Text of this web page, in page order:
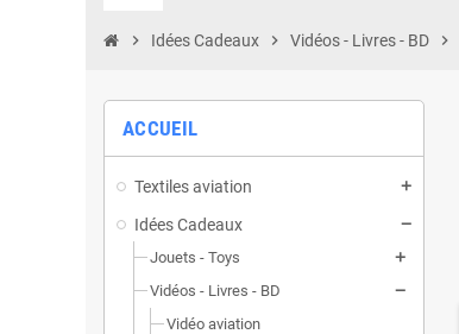
chevron_right Idées Cadeaux chevron_right Vidéos - Livres - BD chevron_right
ACCUEIL
Textiles aviation
Idées Cadeaux
Jouets - Toys
Vidéos - Livres - BD
Vidéo aviation